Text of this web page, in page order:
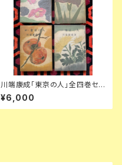
川端康成「東京の人」全四巻セッ
ト 装幀:金島桂華 新潮社
¥6,000